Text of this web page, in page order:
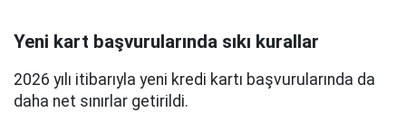
Yeni kart başvurularında sıkı kurallar
2026 yılı itibarıyla yeni kredi kartı başvurularında da
daha net sınırlar getirildi.